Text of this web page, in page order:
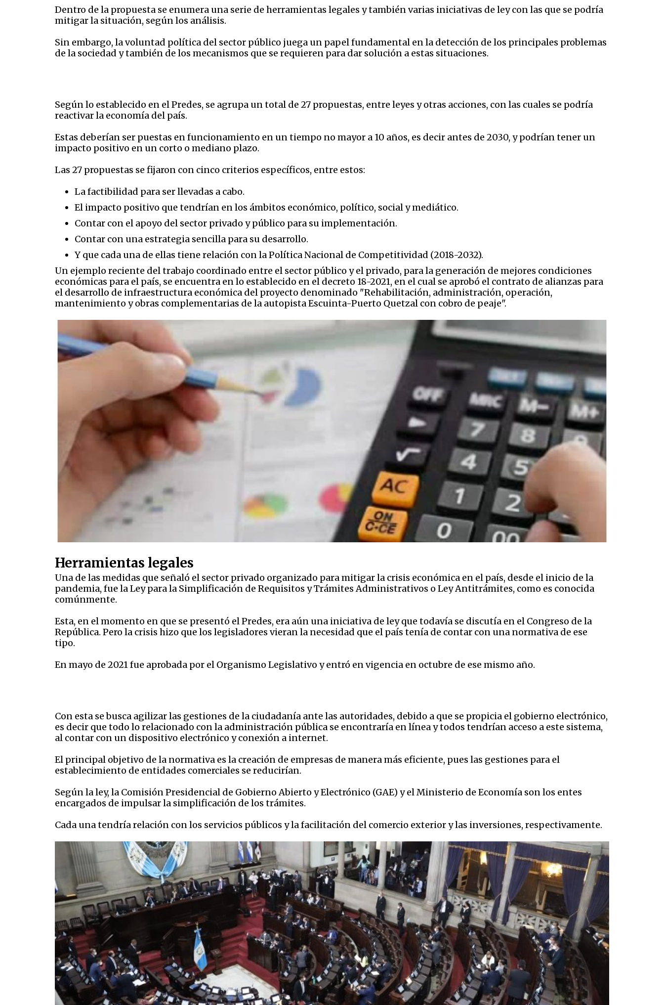
Dentro de la propuesta se enumera una serie de herramientas legales y también varias iniciativas de ley con las que se podría
mitigar la situación, según los análisis.
Sin embargo, la voluntad política del sector público juega un papel fundamental en la detección de los principales problemas
de la sociedad y también de los mecanismos que se requieren para dar solución a estas situaciones.
Según lo establecido en el Predes, se agrupa un total de 27 propuestas, entre leyes y otras acciones, con las cuales se podría
reactivar la economía del país.
Estas deberían ser puestas en funcionamiento en un tiempo no mayor a 10 años, es decir antes de 2030, y podrían tener un
impacto positivo en un corto o mediano plazo.
Las 27 propuestas se fijaron con cinco criterios específicos, entre estos:
La factibilidad para ser llevadas a cabo.
El impacto positivo que tendrían en los ámbitos económico, político, social y mediático.
Contar con el apoyo del sector privado y público para su implementación.
Contar con una estrategia sencilla para su desarrollo.
Y que cada una de ellas tiene relación con la Política Nacional de Competitividad (2018-2032).
Un ejemplo reciente del trabajo coordinado entre el sector público y el privado, para la generación de mejores condiciones
económicas para el país, se encuentra en lo establecido en el decreto 18-2021, en el cual se aprobó el contrato de alianzas para
el desarrollo de infraestructura económica del proyecto denominado "Rehabilitación, administración, operación,
mantenimiento y obras complementarias de la autopista Escuinta-Puerto Quetzal con cobro de peaje".
Herramientas legales
Una de las medidas que señaló el sector privado organizado para mitigar la crisis económica en el país, desde el inicio de la
pandemia, fue la Ley para la Simplificación de Requisitos y Trámites Administrativos o Ley Antitrámites, como es conocida
comúnmente.
Esta, en el momento en que se presentó el Predes, era aún una iniciativa de ley que todavía se discutía en el Congreso de la
República. Pero la crisis hizo que los legisladores vieran la necesidad que el país tenía de contar con una normativa de ese
tipo.
En mayo de 2021 fue aprobada por el Organismo Legislativo y entró en vigencia en octubre de ese mismo año.
Con esta se busca agilizar las gestiones de la ciudadanía ante las autoridades, debido a que se propicia el gobierno electrónico,
es decir que todo lo relacionado con la administración pública se encontraría en línea y todos tendrían acceso a este sistema,
al contar con un dispositivo electrónico y conexión a internet.
El principal objetivo de la normativa es la creación de empresas de manera más eficiente, pues las gestiones para el
establecimiento de entidades comerciales se reducirían.
Según la ley, la Comisión Presidencial de Gobierno Abierto y Electrónico (GAE) y el Ministerio de Economía son los entes
encargados de impulsar la simplificación de los trámites.
Cada una tendría relación con los servicios públicos y la facilitación del comercio exterior y las inversiones, respectivamente.